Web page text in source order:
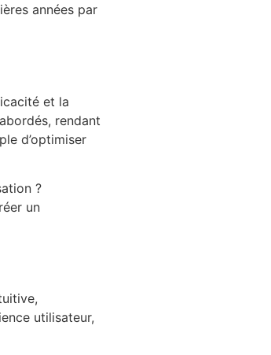
années par
et la
rendant
d’optimiser
?
un
utilisateur,